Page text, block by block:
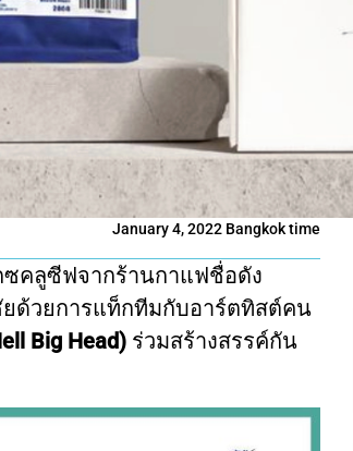
January 4, 2022 Bangkok time
ซคลูซีฟจากร้านกาแฟชื่อดัง
ยด้วยการแท็กทีมกับอาร์ตทิสต์คน
Big Head) ร่วมสร้างสรรค์กัน